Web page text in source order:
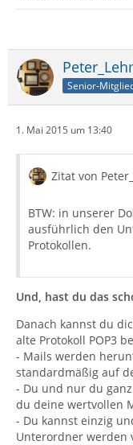
Senior-
1. Mai 2015 um 13:40
Zitat von
BTW: in unserer
ausführlich den
Protokollen.
Und, hast du das
Danach kannst du
alte Protokoll POP3
- Mails werden
standardmäßig auf
- Du und nur du
du deine wertvollen
- Du kannst einzig
Unterordner werden